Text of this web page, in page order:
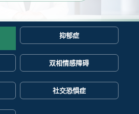
抑郁症
双相情感障碍
社交恐惧症